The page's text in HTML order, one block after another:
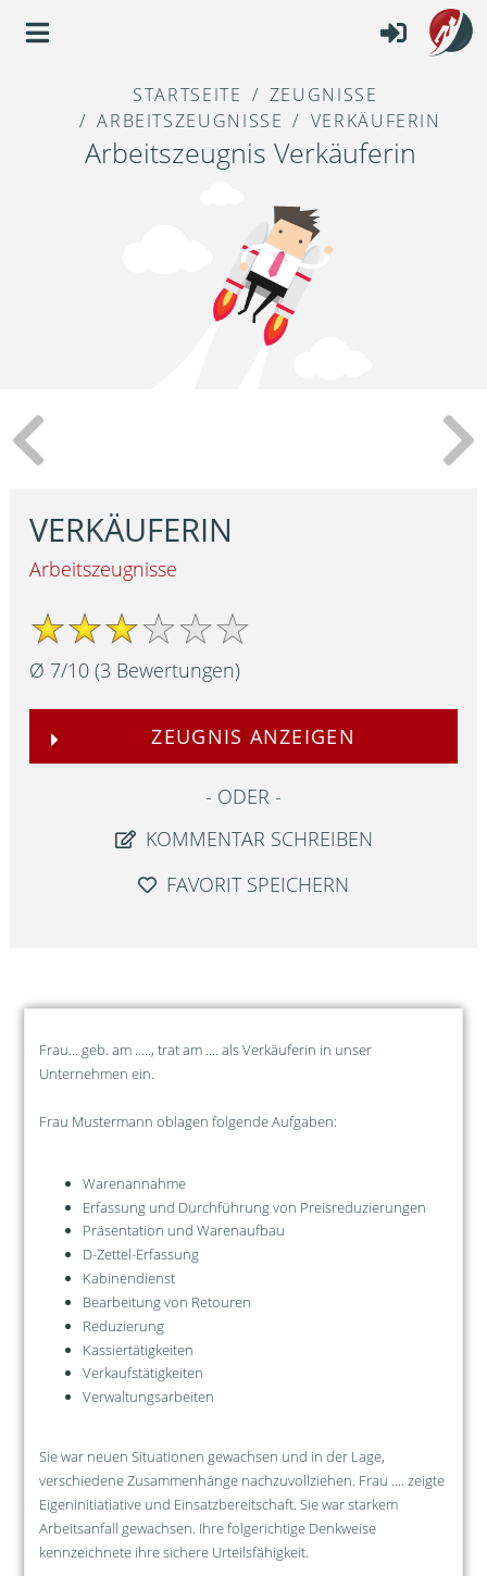
STARTSEITE
ZEUGNISSE
ARBEITSZEUGNISSE
VERKÄUFERIN
Arbeitszeugnis Verkäuferin
VERKÄUFERIN
Arbeitszeugnisse
Ø 7/10 (3 Bewertungen)
ZEUGNIS ANZEIGEN
ODER
KOMMENTAR SCHREIBEN
FAVORIT SPEICHERN
Frau... geb. am ....., trat am .... als Verkäuferin in unser
Unternehmen ein.
Frau Mustermann oblagen folgende Aufgaben:
Warenannahme
Erfassung und Durchführung von Preisreduzierungen
Präsentation und Warenaufbau
D-Zettel-Erfassung
Kabinendienst
Bearbeitung von Retouren
Reduzierung
Kassiertätigkeiten
Verkaufstätigkeiten
Verwaltungsarbeiten
Sie war neuen Situationen gewachsen und in der Lage,
verschiedene Zusammenhänge nachzuvollziehen. Frau .... zeigte
Eigeninitiatiative und Einsatzbereitschaft. Sie war starkem
Arbeitsanfall gewachsen. Ihre folgerichtige Denkweise
kennzeichnete ihre sichere Urteilsfähigkeit.